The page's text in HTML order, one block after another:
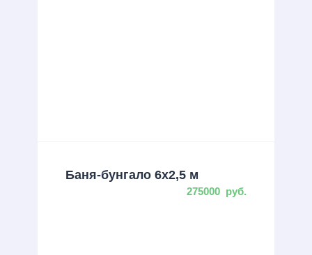
Баня-бунгало 6х2,5 м
275000 руб.